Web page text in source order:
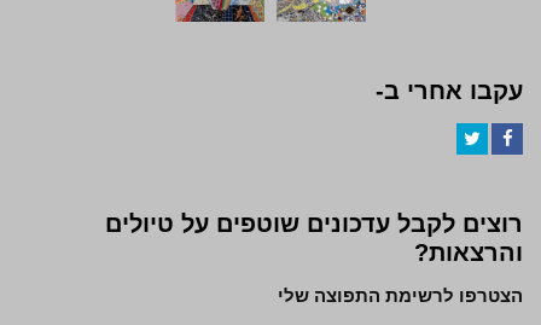
עקבו אחרי ב-
רוצים לקבל עדכונים שוטפים על טיולים
והרצאות?
הצטרפו לרשימת התפוצה שלי